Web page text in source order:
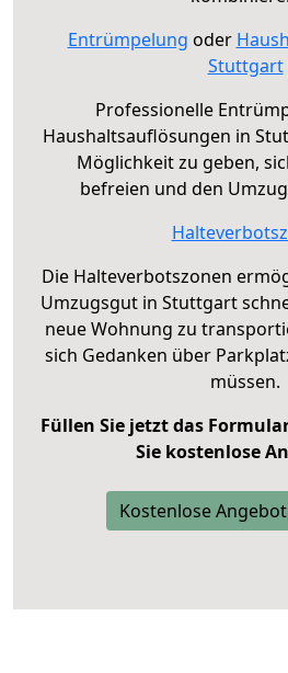
Entrümpelung oder
Stuttgart
Professionelle
Haushaltsauflösungen in
Möglichkeit zu geben,
befreien und den
Die Halteverbotszonen
Umzugsgut in Stuttgart
neue Wohnung zu
sich Gedanken über
müssen.
Füllen Sie jetzt das
Sie kostenlose
Kostenlose